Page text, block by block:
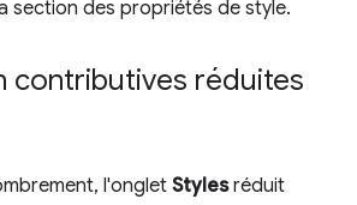
section des propriétés de style.
contributives réduites
l'onglet Stylesréduit